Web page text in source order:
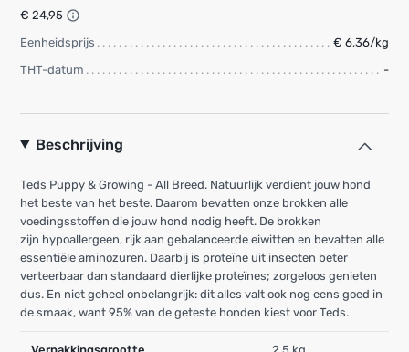
€ 24,95
Eenheidsprijs
€ 6,36/kg
THT-datum
-
Beschrijving
Teds Puppy & Growing - All Breed. Natuurlijk verdient jouw hond
het beste van het beste. Daarom bevatten onze brokken alle
voedingsstoffen die jouw hond nodig heeft. De brokken
zijn hypoallergeen, rijk aan gebalanceerde eiwitten en bevatten alle
essentiële aminozuren. Daarbij is proteïne uit insecten beter
verteerbaar dan standaard dierlijke proteïnes; zorgeloos genieten
dus. En niet geheel onbelangrijk: dit alles valt ook nog eens goed in
de smaak, want 95% van de geteste honden kiest voor Teds.